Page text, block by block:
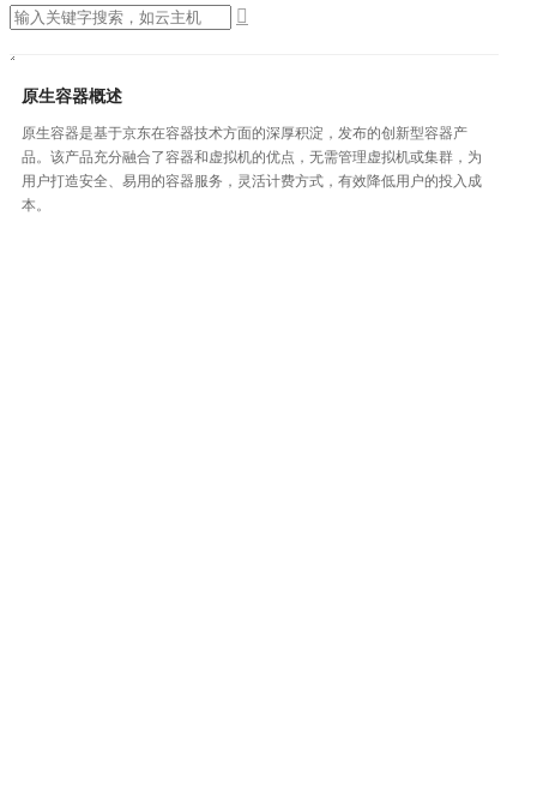

原生容器概述
原生容器是基于京东在容器技术方面的深厚积淀，发布的创新型容器产
品。该产品充分融合了容器和虚拟机的优点，无需管理虚拟机或集群，为
用户打造安全、易用的容器服务，灵活计费方式，有效降低用户的投入成
本。